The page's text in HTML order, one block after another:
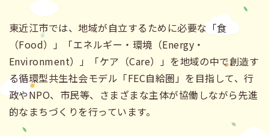
東近江市では、地域が自立するために必要な「食
（Food）」「エネルギー・環境（Energy・
Environment）」「ケア（Care）」を地域の中で創造す
る循環型共生社会モデル「FEC自給圏」を目指して、行
政やNPO、市民等、さまざまな主体が協働しながら先進
的なまちづくりを行っています。